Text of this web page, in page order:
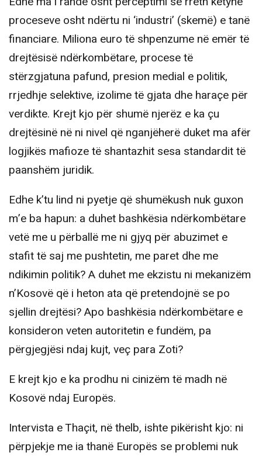
proceseve osht ndërtu ni ‘industri’ (skemë) e tanë
financiare. Miliona euro të shpenzume në emër të
drejtësisë ndërkombëtare, procese të
stërzgjatuna pafund, presion medial e politik,
rrjedhje selektive, izolime të gjata dhe haraçe për
verdikte. Krejt kjo për shumë njerëz e ka çu
drejtësinë në ni nivel që nganjëherë duket ma afër
logjikës mafioze të shantazhit sesa standardit të
paanshëm juridik.
Edhe k’tu lind ni pyetje që shumëkush nuk guxon
m’e ba hapun: a duhet bashkësia ndërkombëtare
vetë me u përballë me ni gjyq për abuzimet e
stafit të saj me pushtetin, me paret dhe me
ndikimin politik? A duhet me ekzistu ni mekanizëm
n’Kosovë që i heton ata që pretendojnë se po
sjellin drejtësi? Apo bashkësia ndërkombëtare e
konsideron veten autoritetin e fundëm, pa
përgjegjësi ndaj kujt, veç para Zoti?
E krejt kjo e ka prodhu ni cinizëm të madh në
Kosovë ndaj Europës.
Intervista e Thaçit, në thelb, ishte pikërisht kjo: ni
përpjekje me ia thanë Europës se problemi nuk